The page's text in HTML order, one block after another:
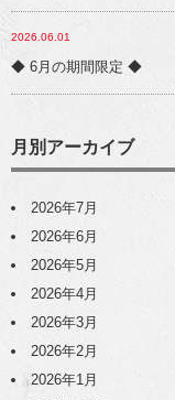
2026.06.01
◆ 6月の期間限定 ◆
月別アーカイブ
2026年7月
2026年6月
2026年5月
2026年4月
2026年3月
2026年2月
2026年1月